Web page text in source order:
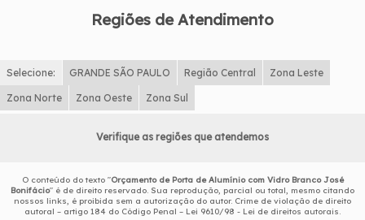
Regiões de Atendimento
Selecione: GRANDE SÃO PAULO Região Central Zona Leste
Zona Norte Zona Oeste Zona Sul
Verifique as regiões que atendemos
O conteúdo do texto "Orçamento de Porta de Alumínio com Vidro Branco José
Bonifácio" é de direito reservado. Sua reprodução, parcial ou total, mesmo citando
nossos links, é proibida sem a autorização do autor. Crime de violação de direito
autoral – artigo 184 do Código Penal – Lei 9610/98 - Lei de direitos autorais